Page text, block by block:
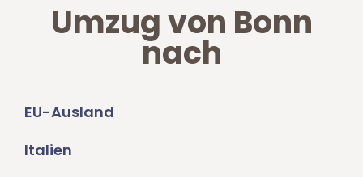
Umzug von Bonn
nach
EU-Ausland
Italien